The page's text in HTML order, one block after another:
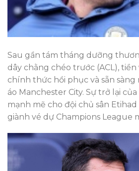
Sau gần tám tháng dưỡng
dây chằng chéo trước (ACL),
chính thức hồi phục và sẵn sàng
áo Manchester City. Sự trở lại
mạnh mẽ cho đội chủ sân
giành vé dự Champions League